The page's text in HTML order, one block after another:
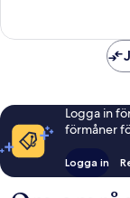
Logga in
förmåner
Logga in